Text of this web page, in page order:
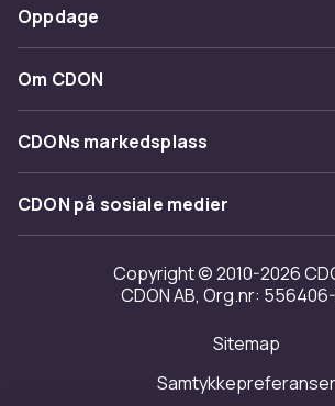
Angre & returner her
Kontakt oss
Betaling
Levering
Tilbakekallinger
Oppdage
Kategorier
Varemerker
Om CDON
Om oss
Kundeanmeldelser
Jobbe på CDON
Investor relations
Tilgjengelighet
CDONs markedsplass
Merchant Help Center
CDON på sosiale medier
Copyright © 2010-2026
CDON AB, Org.nr:
Sitemap
Samtykkepreferanser